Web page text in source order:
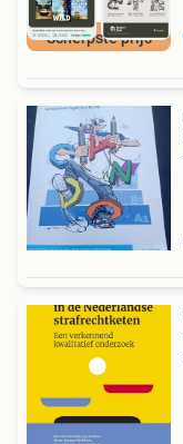
Scherpste prijs